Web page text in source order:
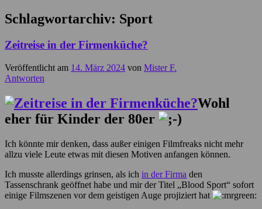
Schlagwortarchiv: Sport
Zeitreise in der Firmenküche?
Veröffentlicht am 14. März 2024 von Mister F.
Antworten
Wohl
eher für Kinder der 80er
Ich könnte mir denken, dass außer einigen Filmfreaks nicht mehr
allzu viele Leute etwas mit diesen Motiven anfangen können.
Ich musste allerdings grinsen, als ich in der Firma den
Tassenschrank geöffnet habe und mir der Titel „Blood Sport“ sofort
einige Filmszenen vor dem geistigen Auge projiziert hat